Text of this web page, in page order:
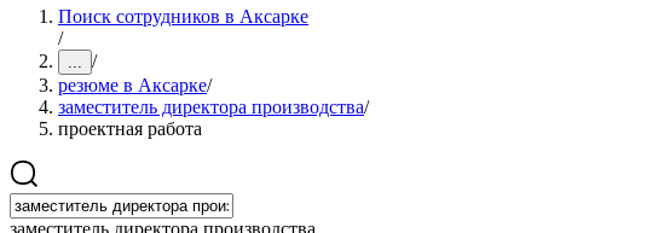
Поиск сотрудников в Аксарке
/
... /
резюме в Аксарке/
заместитель директора производства/
проектная работа
заместитель директора производства